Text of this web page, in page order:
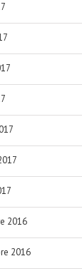
2016
2016